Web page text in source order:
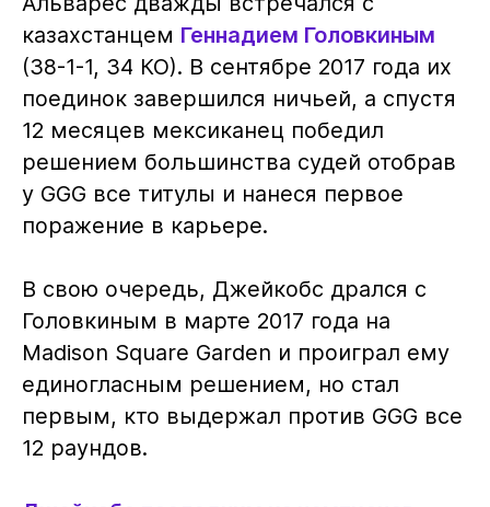
казахстанцем Геннадием Головкиным
(38-1-1, 34 КО). В сентябре 2017 года их
поединок завершился ничьей, а спустя
12 месяцев мексиканец победил
решением большинства судей отобрав
у GGG все титулы и нанеся первое
поражение в карьере.
В свою очередь, Джейкобс дрался с
Головкиным в марте 2017 года на
Madison Square Garden и проиграл ему
единогласным решением, но стал
первым, кто выдержал против GGG все
12 раундов.